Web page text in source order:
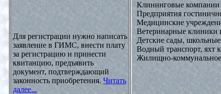
Для регистрации нужно написать
заявление в ГИМС, внести плату
за регистрацию и принести
квитанцию, предъявить
документ, подтверждающий
законность приобретения. Читать
далее...
Клининговые компании
Предприятия
Медицинские
Ветеринарные клиники
Детские сады,
Водный транспорт,
Жилищно-коммунальное